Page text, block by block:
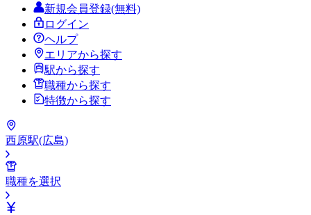
新規会員登録(無料)
ログイン
ヘルプ
エリアから探す
駅から探す
職種から探す
特徴から探す
西原駅(広島)
職種を選択